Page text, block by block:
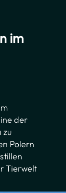
im
der
zu
Polern
Tierwelt